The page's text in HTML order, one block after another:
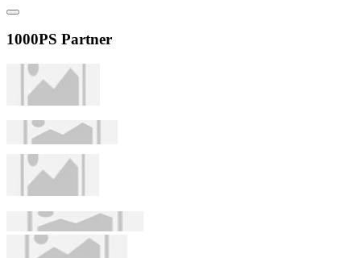
1000PS Partner